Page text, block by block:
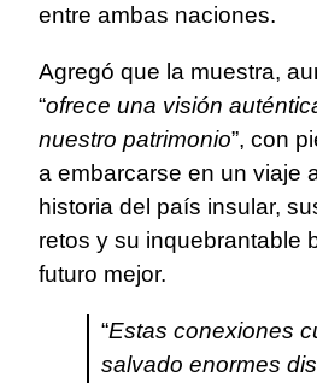
entre ambas naciones.
Agregó que la muestra,
“ofrece una visión
nuestro patrimonio”, con
a embarcarse en un viaje
historia del país insular,
retos y su inquebrantable
futuro mejor.
“Estas conexiones
salvado enormes